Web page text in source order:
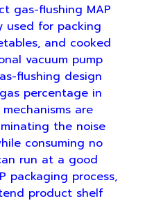
gas-flushing MAP
used for packing
and cooked
vacuum pump
flushing design
percentage in
are
the noise
consuming no
run at a good
packaging process,
product shelf